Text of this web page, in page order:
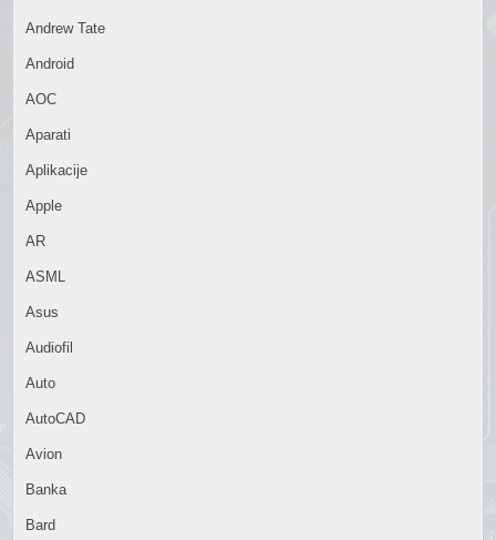
Andrew Tate
Android
AOC
Aparati
Aplikacije
Apple
AR
ASML
Asus
Audiofil
Auto
AutoCAD
Avion
Banka
Bard